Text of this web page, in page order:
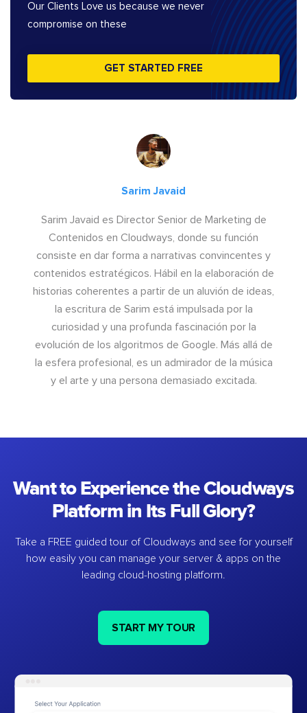
Our Clients Love us because we never
compromise on these
GET STARTED FREE
Sarim Javaid
Sarim Javaid es Director Senior de Marketing de
Contenidos en Cloudways, donde su función
consiste en dar forma a narrativas convincentes y
contenidos estratégicos. Hábil en la elaboración de
historias coherentes a partir de un aluvión de ideas,
la escritura de Sarim está impulsada por la
curiosidad y una profunda fascinación por la
evolución de los algoritmos de Google. Más allá de
la esfera profesional, es un admirador de la música
y el arte y una persona demasiado excitada.
Want to Experience the Cloudways
Platform in Its Full Glory?
Take a FREE guided tour of Cloudways and see for yourself
how easily you can manage your server & apps on the
leading cloud-hosting platform.
START MY TOUR